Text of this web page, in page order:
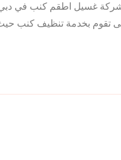
شركة غسيل اطقم كنب
بخدمة تنظيف كنب حيث أن